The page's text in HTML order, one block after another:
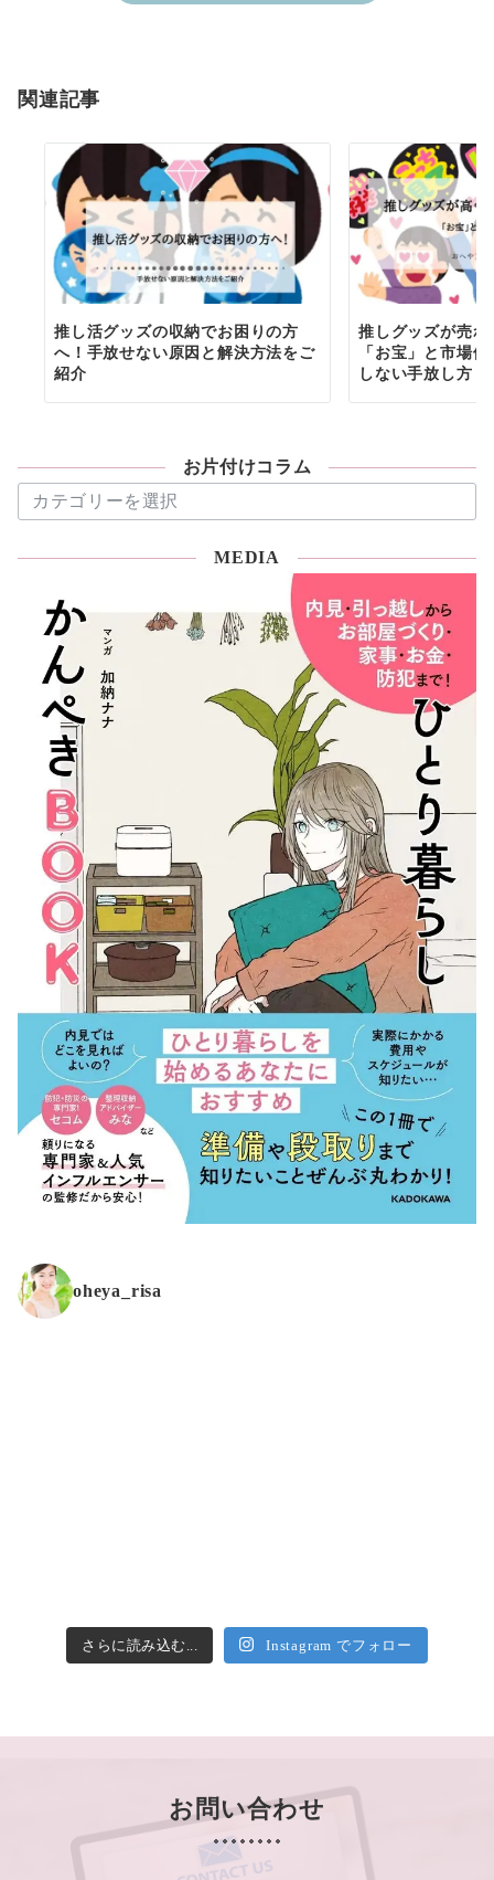
関連記事
推し活グッズの収納でお困りの方
へ！手放せない原因と解決方法をご
紹介
推しグッズが売
「お宝」と市場
しない手放し方
お片付けコラム
片
MEDIA
oheya_risa
さらに読み込む... Instagram でフォロー
お問い合わせ